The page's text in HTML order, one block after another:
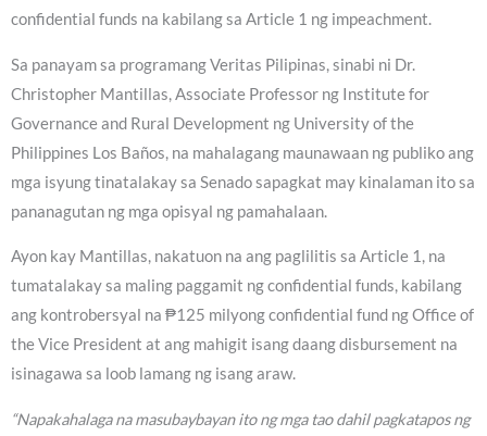
confidential funds na kabilang sa Article 1 ng impeachment.
Sa panayam sa programang Veritas Pilipinas, sinabi ni Dr.
Christopher Mantillas, Associate Professor ng Institute for
Governance and Rural Development ng University of the
Philippines Los Baños, na mahalagang maunawaan ng publiko ang
mga isyung tinatalakay sa Senado sapagkat may kinalaman ito sa
pananagutan ng mga opisyal ng pamahalaan.
Ayon kay Mantillas, nakatuon na ang paglilitis sa Article 1, na
tumatalakay sa maling paggamit ng confidential funds, kabilang
ang kontrobersyal na ₱125 milyong confidential fund ng Office of
the Vice President at ang mahigit isang daang disbursement na
isinagawa sa loob lamang ng isang araw.
“Napakahalaga na masubaybayan ito ng mga tao dahil pagkatapos ng